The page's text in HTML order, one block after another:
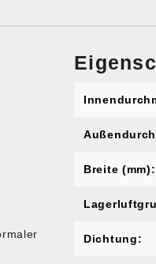
Breite (mm):
Dichtung: